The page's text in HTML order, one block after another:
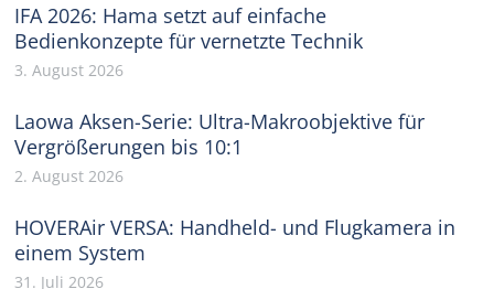
IFA 2026: Hama setzt auf einfache
Bedienkonzepte für vernetzte Technik
3. August 2026
Laowa Aksen-Serie: Ultra-Makroobjektive für
Vergrößerungen bis 10:1
2. August 2026
HOVERAir VERSA: Handheld- und Flugkamera in
einem System
31. Juli 2026